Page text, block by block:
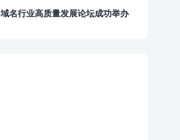
域名行业高质量发展论坛成功举办